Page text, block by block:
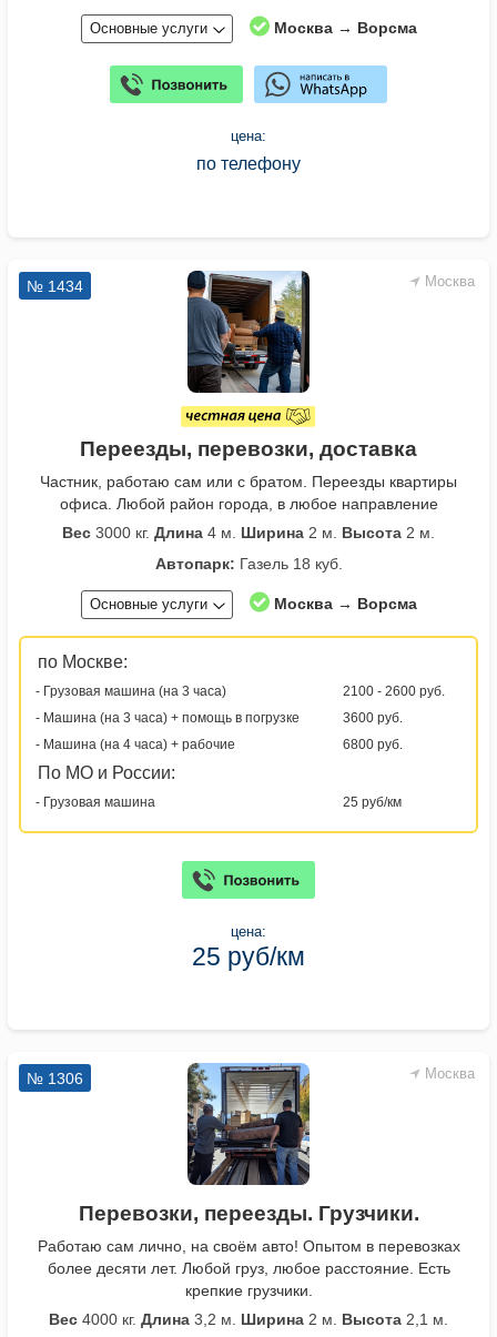
Основные услуги Москва → Ворсма
цена:
по телефону
Москва
№ 1434
Переезды, перевозки, доставка
Частник, работаю сам или с братом. Переезды квартиры
офиса. Любой район города, в любое направление
Вес 3000 кг. Длина 4 м. Ширина 2 м. Высота 2 м.
Автопарк: Газель 18 куб.
Основные услуги Москва → Ворсма
по Москве:
- Грузовая машина (на 3 часа)
2100 - 2600 руб.
- Машина (на 3 часа) + помощь в погрузке
3600 руб.
- Машина (на 4 часа) + рабочие
6800 руб.
По МО и России:
- Грузовая машина 25 руб/км
цена:
25 руб/км
Москва
№ 1306
Перевозки, переезды. Грузчики.
Работаю сам лично, на своём авто! Опытом в перевозках
более десяти лет. Любой груз, любое расстояние. Есть
крепкие грузчики.
Вес 4000 кг. Длина 3,2 м. Ширина 2 м. Высота 2,1 м.